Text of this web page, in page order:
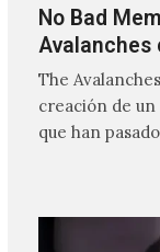
No Bad
Avalanches
The
creación de un
que han